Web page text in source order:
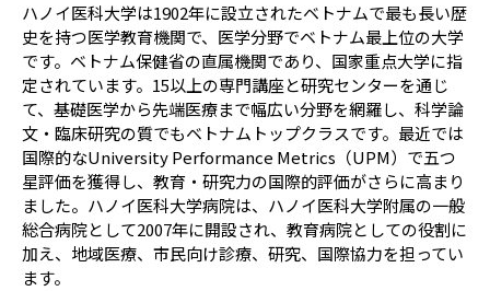
ハノイ医科大学は1902年に設立されたベトナムで最も長い歴
史を持つ医学教育機関で、医学分野でベトナム最上位の大学
です。ベトナム保健省の直属機関であり、国家重点大学に指
定されています。15以上の専門講座と研究センターを通じ
て、基礎医学から先端医療まで幅広い分野を網羅し、科学論
文・臨床研究の質でもベトナムトップクラスです。最近では
国際的なUniversity Performance Metrics（UPM）で五つ
星評価を獲得し、教育・研究力の国際的評価がさらに高まり
ました。ハノイ医科大学病院は、ハノイ医科大学附属の一般
総合病院として2007年に開設され、教育病院としての役割に
加え、地域医療、市民向け診療、研究、国際協力を担ってい
ます。